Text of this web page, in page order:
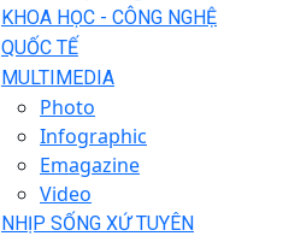
KHOA HỌC - CÔNG NGHỆ
QUỐC TẾ
MULTIMEDIA
Photo
Infographic
Emagazine
Video
NHỊP SỐNG XỨ TUYÊN